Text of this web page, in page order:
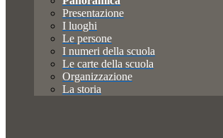
Presentazione
I luoghi
Le persone
I numeri della scuola
Le carte della scuola
Organizzazione
La storia